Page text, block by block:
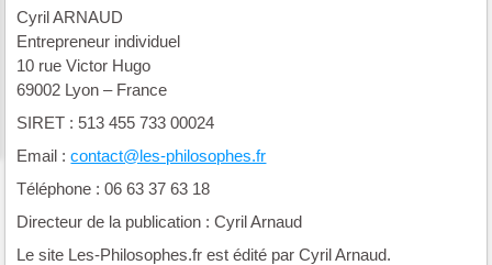
Cyril ARNAUD
Entrepreneur individuel
10 rue Victor Hugo
69002 Lyon – France
SIRET : 513 455 733 00024
Email :contact@les-philosophes.fr
Téléphone : 06 63 37 63 18
Directeur de la publication : Cyril Arnaud
Le site Les-Philosophes.fr est édité par Cyril Arnaud.